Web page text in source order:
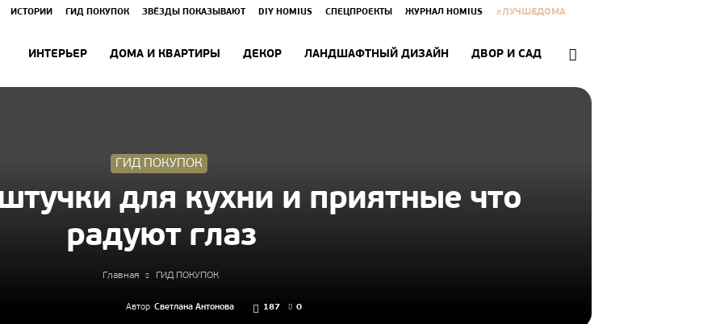
ИСТОРИИ ГИД ПОКУПОК ЗВЁЗДЫ ПОКАЗЫВАЮТ DIY HOMIUS СПЕЦПРОЕКТЫ ЖУРНАЛ HOMIUS #ЛУЧШЕДОМА
ИНТЕРЬЕР ДОМА И КВАРТИРЫ ДЕКОР ЛАНДШАФТНЫЙ ДИЗАЙН ДВОР И САД
ГИД ПОКУПОК
для кухни и приятные что
радуют глаз
Главная ГИД ПОКУПОК
Автор Светлана Антонова 187 0